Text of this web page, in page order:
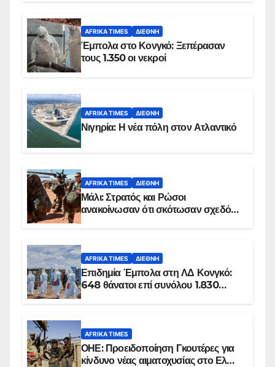
AFRIKA TIMES ΔΙΕΘΝΉ
Έμπολα στο Κονγκό: Ξεπέρασαν
τους 1.350 οι νεκροί
AFRIKA TIMES ΔΙΕΘΝΉ
Νιγηρία: Η νέα πόλη στον Ατλαντικό
AFRIKA TIMES ΔΙΕΘΝΉ
Μάλι: Στρατός και Ρώσοι
ανακοίνωσαν ότι σκότωσαν σχεδόν
AFRIKA TIMES ΔΙΕΘΝΉ
Επιδημία Έμπολα στη ΛΔ Κονγκό:
648 θάνατοι επί συνόλου 1.830
AFRIKA TIMES
ΟΗΕ: Προειδοποίηση Γκουτέρες για
κίνδυνο νέας αιματοχυσίας στο Ελ